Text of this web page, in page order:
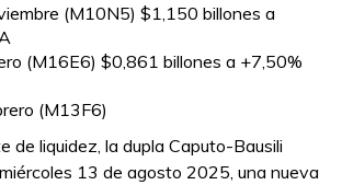
(M10N5) $1,150 billones a
(M16E6) $0,861 billones a +7,50%
(M13F6)
de liquidez, la dupla Caputo-Bausili
13 de agosto 2025, una nueva